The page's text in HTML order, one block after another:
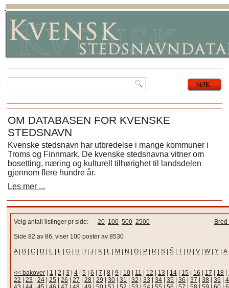
OM DATABASEN FOR KVENSKE
STEDSNAVN
Kvenske stedsnavn har utbredelse i mange kommuner i
Troms og Finnmark. De kvenske stedsnavna vitner om
bosetting, næring og kulturell tilhørighet til landsdelen
gjennom flere hundre år.
Les mer ...
Velg antall listinger pr side: 20 100 500 2500
Side 82 av 86, viser 100 poster av 8530
A| B C D E F G H J K L M N O P R S Š T U V W| Y Ä
<< bakover 1 2 3 4 5 6 7 8 9 10 11 12 13 14 15 16 17 18
22
23 24 25 26 27 28 29 30 31 32 33 34 35 36 37 38 39